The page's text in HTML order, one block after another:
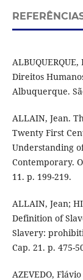
Direitos
Albuquerque.
ALLAIN, Jean.
Twenty First
Understanding
Contemporary.
11. p. 199-219.
ALLAIN, Jean;
Definition of
Slavery:
Cap. 21. p. 475-
AZEVEDO,